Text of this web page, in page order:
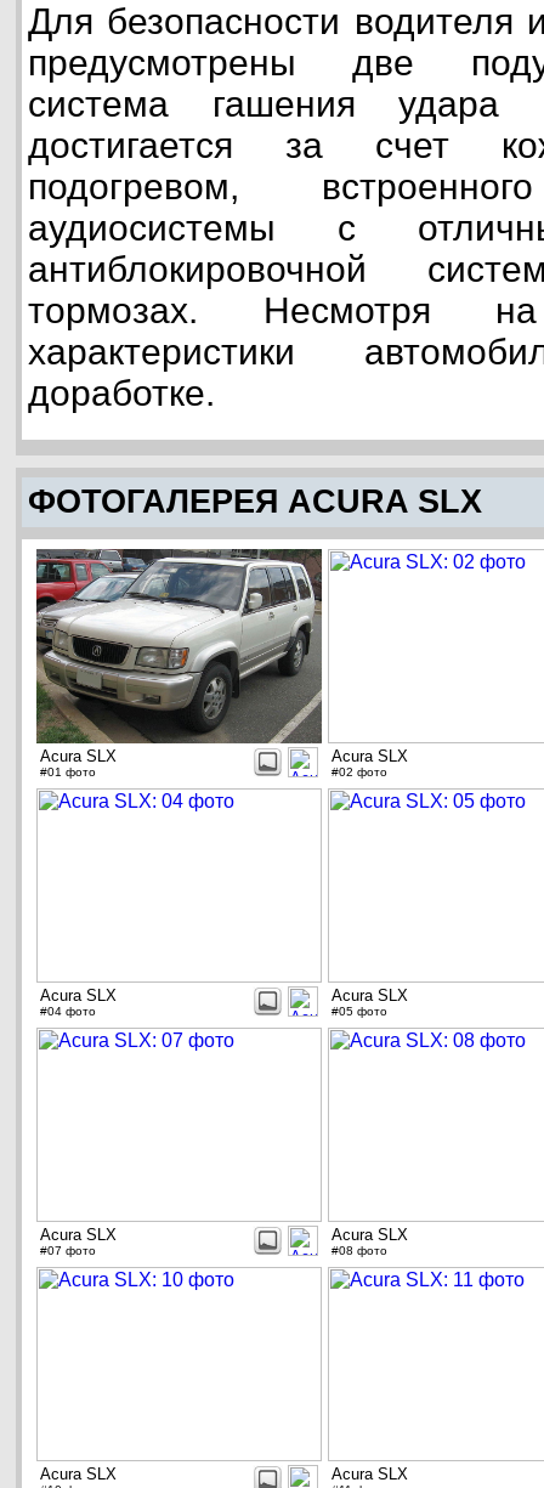
Для безопасности водителя
предусмотрены две
система гашения
достигается за счет
подогревом,
аудиосистемы с
антиблокировочной
тормозах. Несмотря
характеристики
доработке.
ФОТОГАЛЕРЕЯ ACURA SLX
Acura SLX
#01 фото
Acura SLX
#02 фото
Acura SLX
#04 фото
Acura SLX
#05 фото
Acura SLX
#07 фото
Acura SLX
#08 фото
Acura SLX Acura SLX